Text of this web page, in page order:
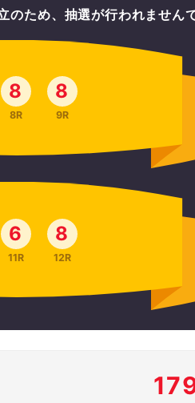
ため、抽選が行われません
8
8R
8
9R
6
11R
8
12R